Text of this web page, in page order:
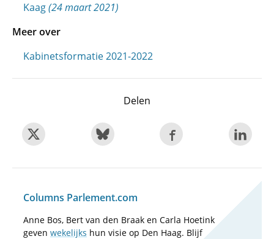
Kaag(24 maart 2021)
Meer over
Kabinetsformatie 2021-2022
Delen
Columns Parlement.com
Anne Bos, Bert van den Braak en Carla Hoetink
geven wekelijks hun visie op Den Haag. Blijf